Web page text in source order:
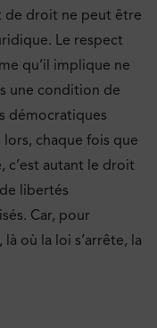
de droit ne peut être
Le respect
qu’il implique ne
une condition de
démocratiques
chaque fois que
c’est autant le droit
libertés
Car, pour
où la loi s’arrête, la